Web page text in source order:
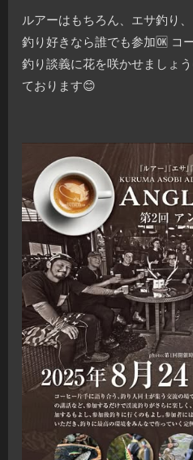
ルアーはもちろん、エサ釣り
釣り好きなら誰でも参加🆗 コ
釣り談義に花を咲かせましょ
ております😊